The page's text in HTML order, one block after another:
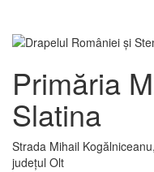
Primăria
Slatina
Strada Mihail
județul Olt